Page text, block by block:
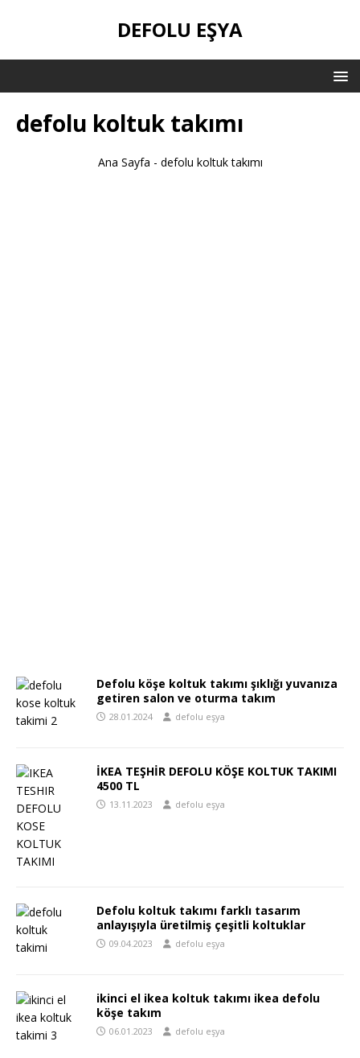
DEFOLU EŞYA
defolu koltuk takımı
Ana Sayfa - defolu koltuk takımı
Defolu köşe koltuk takımı şıklığı yuvanıza
getiren salon ve oturma takım
28.01.2024 defolu eşya
İKEA TEŞHİR DEFOLU KÖŞE KOLTUK TAKIMI
4500 TL
13.11.2023 defolu eşya
Defolu koltuk takımı farklı tasarım
anlayışıyla üretilmiş çeşitli koltuklar
09.04.2023 defolu eşya
ikinci el ikea koltuk takımı ikea defolu
köşe takım
06.01.2023 defolu eşya